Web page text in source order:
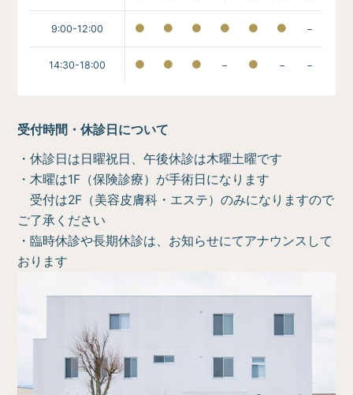
9:00-12:00 −
14:30-18:00 − − −
受付時間・休診日について
・休診日は日曜祝日、午後休診は木曜土曜です
・木曜は1F（保険診療）が手術日になります
受付は2F（美容皮膚科・エステ）のみになりますので
ご了承ください
・臨時休診や長期休診は、お知らせにてアナウンスして
おります